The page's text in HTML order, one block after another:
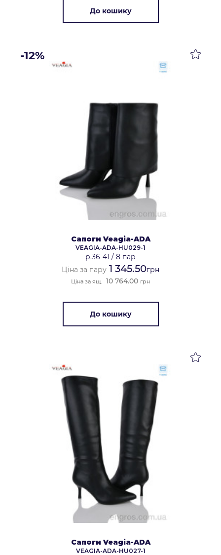
До кошику
-12%
Сапоги Veagia-ADA
VEAGIA-ADA-HU029-1
р.36-41 / 8 пар
Ціна за пару 1 345.50грн
Ціна за ящ. 10 764.00 грн
До кошику
Сапоги Veagia-ADA
VEAGIA-ADA-HU027-1